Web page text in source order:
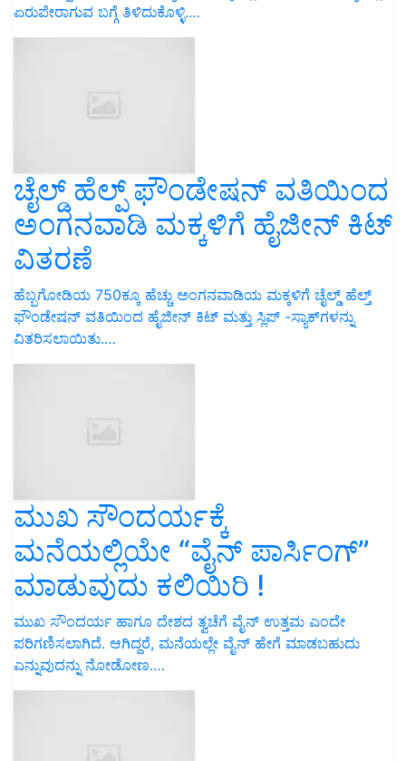
ಏರುಪೇರಾಗುವ ಬಗ್ಗೆ ತಿಳಿದುಕೊಳ್ಳಿ.…
ಚೈಲ್ಡ್ ಹೆಲ್ಪ್ ಫೌಂಡೇಷನ್ ವತಿಯಿಂದ
ಅಂಗನವಾಡಿ ಮಕ್ಕಳಿಗೆ ಹೈಜೀನ್ ಕಿಟ್
ವಿತರಣೆ
ಹೆಬ್ಬಗೋಡಿಯ 750ಕ್ಕೂ ಹೆಚ್ಚು ಅಂಗನವಾಡಿಯ ಮಕ್ಕಳಿಗೆ ಚೈಲ್ಡ್ ಹೆಲ್ತ್
ಫೌಂಡೇಷನ್ ವತಿಯಿಂದ ಹೈಜೀನ್ ಕಿಟ್ ಮತ್ತು ಸ್ಲಿಪ್ -ಸ್ಯಾಕ್‌ಗಳನ್ನು
ವಿತರಿಸಲಾಯಿತು.…
ಮುಖ ಸೌಂದರ್ಯಕ್ಕೆ
ಮನೆಯಲ್ಲಿಯೇ “ವೈನ್ ಪಾರ್ಸಿಂಗ್”
ಮಾಡುವುದು ಕಲಿಯಿರಿ !
ಮುಖ ಸೌಂದರ್ಯ ಹಾಗೂ ದೇಶದ ತ್ವಚೆಗೆ ವೈನ್‌ ಉತ್ತಮ ಎಂದೇ
ಪರಿಗಣಿಸಲಾಗಿದೆ. ಆಗಿದ್ದರೆ, ಮನೆಯಲ್ಲೇ ವೈನ್‌ ಹೇಗೆ ಮಾಡಬಹುದು
ಎನ್ನುವುದನ್ನು ನೋಡೋಣ.…